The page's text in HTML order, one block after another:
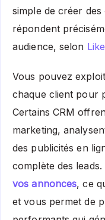
simple de créer
répondent
audience, selon
Vous pouvez
chaque client pour
Certains CRM
marketing,
des publicités en
complète des
vos annonces, ce
et vous permet de